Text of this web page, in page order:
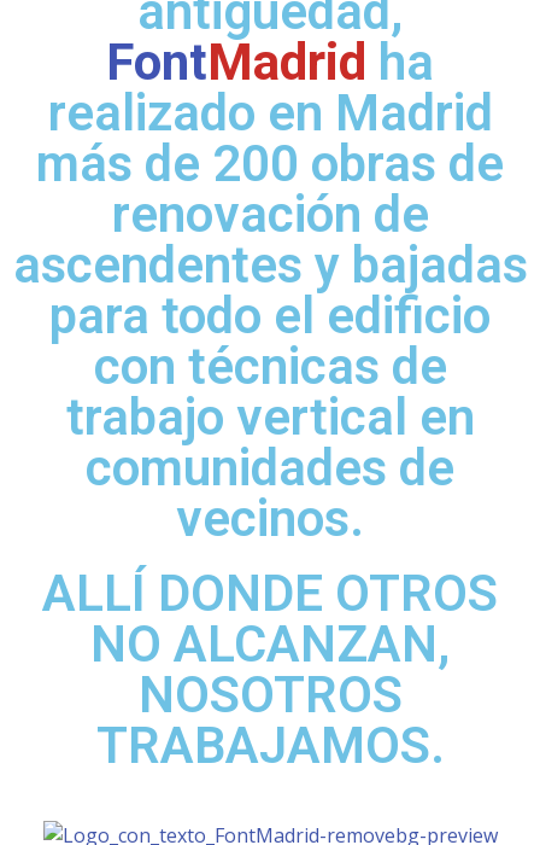
FontMadrid ha
realizado en Madrid
más de 200 obras de
renovación de
ascendentes y bajadas
para todo el edificio
con técnicas de
trabajo vertical en
comunidades de
vecinos.
ALLÍ DONDE OTROS
NO ALCANZAN,
NOSOTROS
TRABAJAMOS.